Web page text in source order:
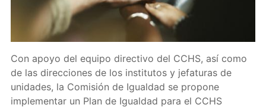
Con apoyo del equipo directivo del CCHS, así como
de las direcciones de los institutos y jefaturas de
unidades, la Comisión de Igualdad se propone
implementar un Plan de Igualdad para el CCHS